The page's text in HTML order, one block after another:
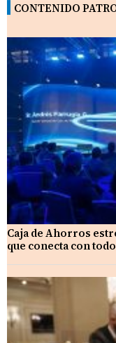
CONTENIDO
Caja de Ahorros
que conecta con